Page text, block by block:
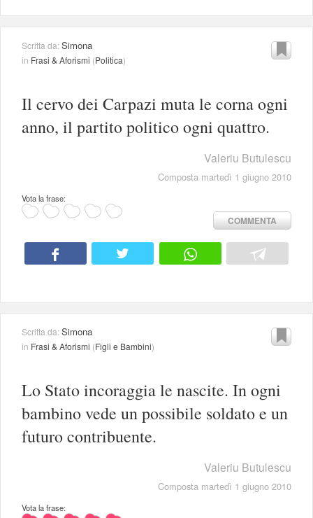
Scritta da:Simona
in Frasi & Aforismi (Politica)
Il cervo dei Carpazi muta le corna ogni
anno, il partito politico ogni quattro.
Valeriu Butulescu
Composta martedì 1 giugno 2010
Vota la frase:
COMMENTA
Scritta da:Simona
in Frasi & Aforismi (Figli e Bambini)
Lo Stato incoraggia le nascite. In ogni
bambino vede un possibile soldato e un
futuro contribuente.
Valeriu Butulescu
Composta martedì 1 giugno 2010
Vota la frase: